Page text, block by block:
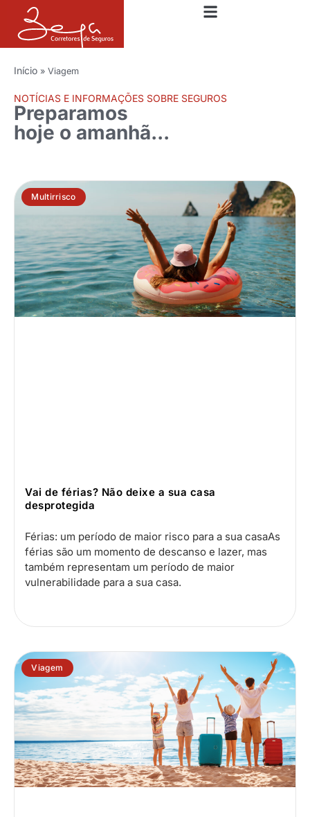
Início » Viagem
NOTÍCIAS E INFORMAÇÕES SOBRE SEGUROS
Preparamos
hoje o amanhã...
Multirrisco
Vai de férias? Não deixe a sua casa
desprotegida
Férias: um período de maior risco para a sua casaAs
férias são um momento de descanso e lazer, mas
também representam um período de maior
vulnerabilidade para a sua casa.
Viagem